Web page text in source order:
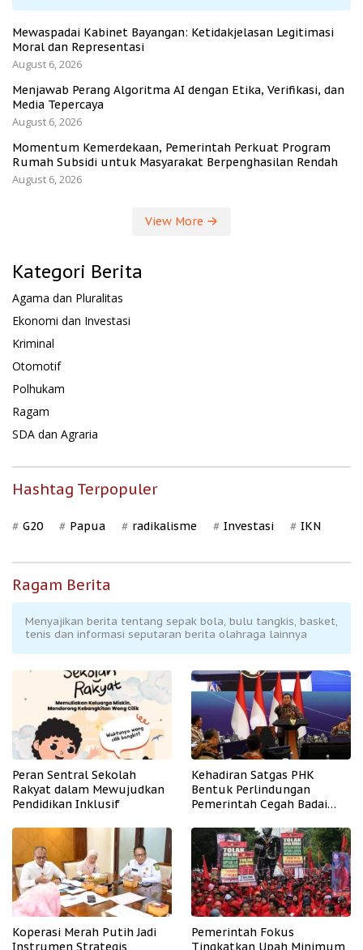
Mewaspadai Kabinet Bayangan: Ketidakjelasan Legitimasi
Moral dan Representasi
August 6, 2026
Menjawab Perang Algoritma AI dengan Etika, Verifikasi, dan
Media Tepercaya
August 6, 2026
Momentum Kemerdekaan, Pemerintah Perkuat Program
Rumah Subsidi untuk Masyarakat Berpenghasilan Rendah
August 6, 2026
View More
Kategori Berita
Agama dan Pluralitas
Ekonomi dan Investasi
Kriminal
Otomotif
Polhukam
Ragam
SDA dan Agraria
Hashtag Terpopuler
G20 Papua radikalisme Investasi IKN
Ragam Berita
Menyajikan berita tentang sepak bola, bulu tangkis, basket,
tenis dan informasi seputaran berita olahraga lainnya
Peran Sentral Sekolah
Rakyat dalam Mewujudkan
Pendidikan Inklusif
Kehadiran Satgas PHK
Bentuk Perlindungan
Pemerintah Cegah Badai
Koperasi Merah Putih Jadi
Pemerintah Fokus